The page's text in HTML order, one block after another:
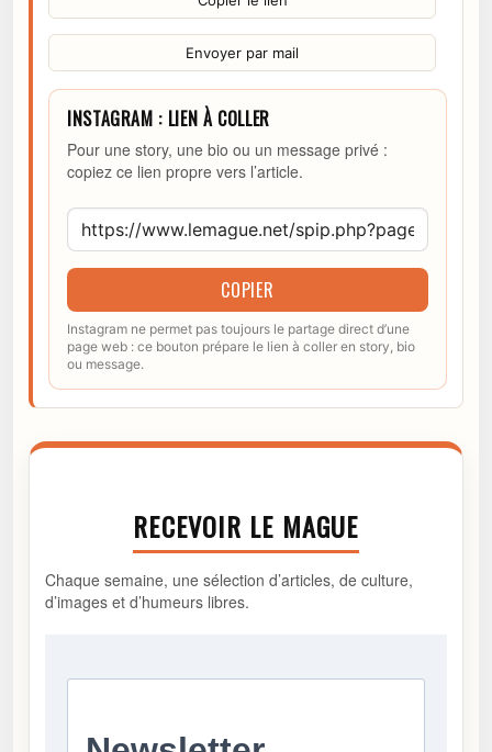
Envoyer par mail
INSTAGRAM : LIEN À COLLER
Pour une story, une bio ou un message privé :
copiez ce lien propre vers l’article.
COPIER
Instagram ne permet pas toujours le partage direct d’une
page web : ce bouton prépare le lien à coller en story, bio
ou message.
RECEVOIR LE MAGUE
Chaque semaine, une sélection d’articles, de culture,
d’images et d’humeurs libres.